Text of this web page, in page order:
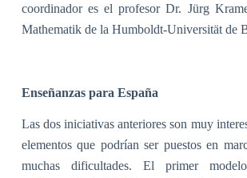
coordinador es el profesor Dr. Jürg
Mathematik de la Humboldt-Universität de
Enseñanzas para España
Las dos iniciativas anteriores son muy
elementos que podrían ser puestos en
muchas dificultades. El primer